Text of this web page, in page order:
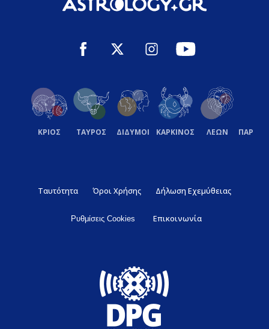
ΚΡΙΟΣ ΤΑΥΡΟΣ ΔΙΔΥΜΟΙ ΚΑΡΚΙΝΟΣ ΛΕΩΝ
Ταυτότητα Όροι Χρήσης Δήλωση Εχεμύθειας
Ρυθμίσεις Cookies Επικοινωνία